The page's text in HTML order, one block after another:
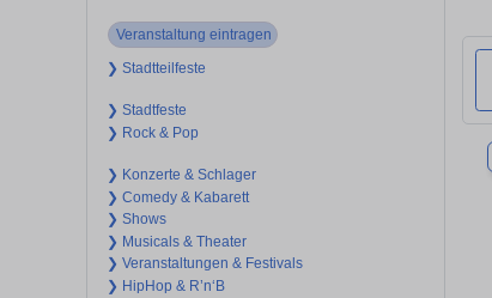
Veranstaltung eintragen
❯ Stadtteilfeste
❯ Stadtfeste
❯ Rock & Pop
❯ Konzerte & Schlager
❯ Comedy & Kabarett
❯ Shows
❯ Musicals & Theater
❯ Veranstaltungen & Festivals
❯ HipHop & R’n‘B